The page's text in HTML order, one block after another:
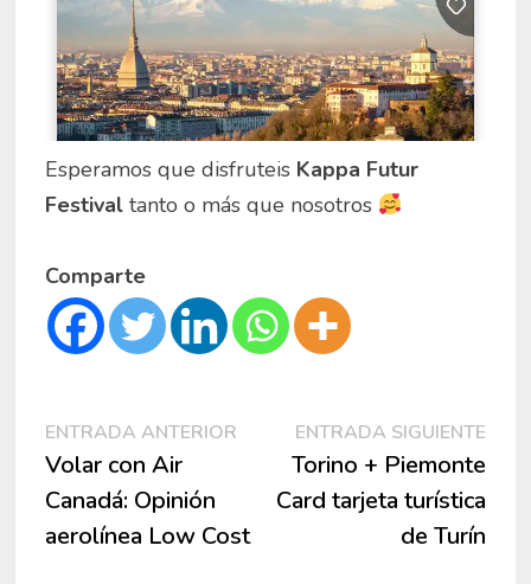
Esperamos que disfruteis Kappa Futur
Festivaltanto o más que nosotros
Comparte
Navegación
de
entradas
ENTRADA ANTERIOREntrada
anterior:
Volar con Air
Canadá: Opinión
aerolínea Low Cost
ENTRADA SIGUIENTE
Torino + Piemonte
Card tarjeta turística
de Turín